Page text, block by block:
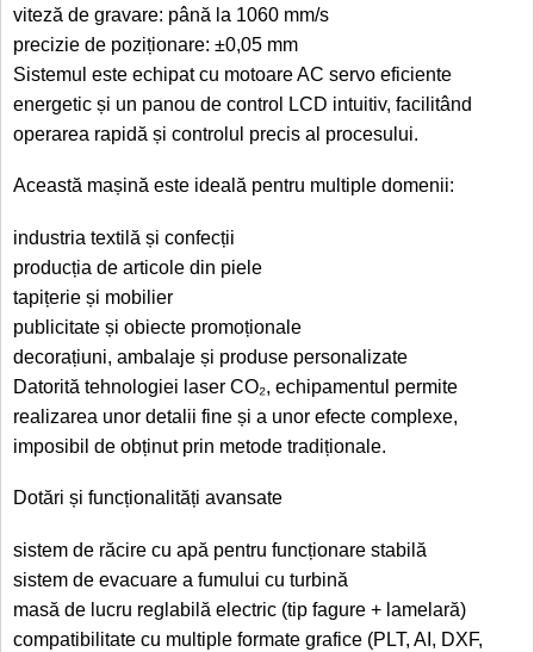
viteză de gravare: până la 1060 mm/s
precizie de poziționare: ±0,05 mm
Sistemul este echipat cu motoare AC servo eficiente
energetic și un panou de control LCD intuitiv, facilitând
operarea rapidă și controlul precis al procesului.
Această mașină este ideală pentru multiple domenii:
industria textilă și confecții
producția de articole din piele
tapițerie și mobilier
publicitate și obiecte promoționale
decorațiuni, ambalaje și produse personalizate
Datorită tehnologiei laser CO₂, echipamentul permite
realizarea unor detalii fine și a unor efecte complexe,
imposibil de obținut prin metode tradiționale.
Dotări și funcționalități avansate
sistem de răcire cu apă pentru funcționare stabilă
sistem de evacuare a fumului cu turbină
masă de lucru reglabilă electric (tip fagure + lamelară)
compatibilitate cu multiple formate grafice (PLT, AI, DXF,